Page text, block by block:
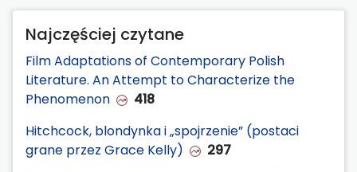
Najczęściej czytane
Film Adaptations of Contemporary Polish
Literature. An Attempt to Characterize the
Phenomenon
418
Hitchcock, blondynka i „spojrzenie” (postaci
grane przez Grace Kelly)
297